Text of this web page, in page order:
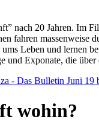
nach 20 Jahren. Im
fahren massenweise
Leben und lernen
und Exponate, die
- Das Bulletin Juni
wohin?